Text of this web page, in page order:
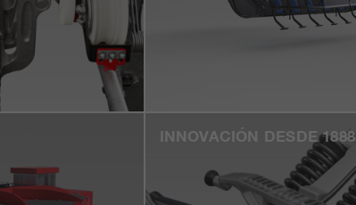
INNOVACIÓN DESDE 1888